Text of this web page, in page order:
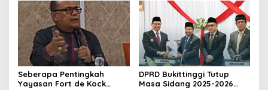
Militer (KODAM) XX/Tuanku
Imam Bonjol
Seberapa Pentingkah
Yayasan Fort de Kock
DPRD Bukittinggi Tutup
Masa Sidang 2025-2026